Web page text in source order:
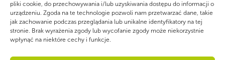
pliki cookie, do przechowywania i/lub uzyskiwania dostępu do informacji o
urządzeniu. Zgoda na te technologie pozwoli nam przetwarzać dane, takie
jak zachowanie podczas przeglądania lub unikalne identyfikatory na tej
stronie. Brak wyrażenia zgody lub wycofanie zgody może niekorzystnie
wpłynąć na niektóre cechy i funkcje.